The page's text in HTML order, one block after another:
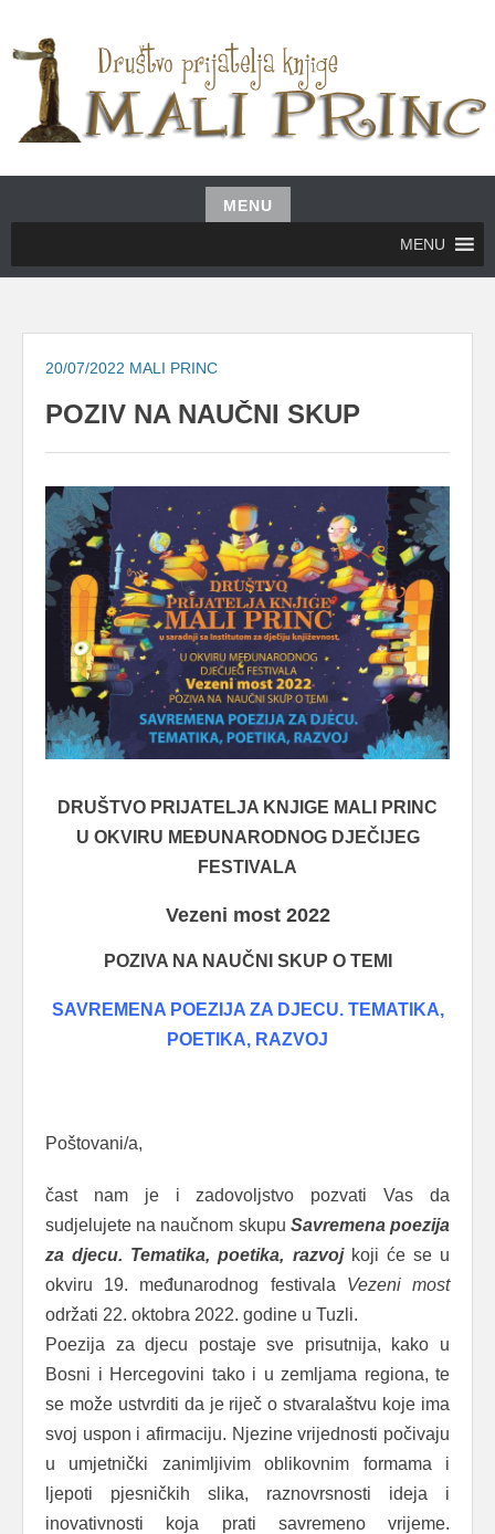
content
MALI PRINC
MENU
to
MENU
20/07/2022 MALI PRINC
POZIV NA NAUČNI SKUP
DRUŠTVO PRIJATELJA KNJIGE MALI PRINC
U OKVIRU MEĐUNARODNOG DJEČIJEG
FESTIVALA
Vezeni most 2022
POZIVA NA NAUČNI SKUP O TEMI
SAVREMENA POEZIJA ZA DJECU. TEMATIKA,
POETIKA, RAZVOJ
Poštovani/a,
čast nam je i zadovoljstvo pozvati Vas da
sudjelujete na naučnom skupu Savremena poezija
za djecu. Tematika, poetika, razvojkoji će se u
okviru 19. međunarodnog festivala Vezeni most
održati 22. oktobra 2022. godine u Tuzli.
Poezija za djecu postaje sve prisutnija, kako u
Bosni i Hercegovini tako i u zemljama regiona, te
se može ustvrditi da je riječ o stvaralaštvu koje ima
svoj uspon i afirmaciju. Njezine vrijednosti počivaju
u umjetnički zanimljivim oblikovnim formama i
ljepoti pjesničkih slika, raznovrsnosti ideja i
inovativnosti koja prati savremeno vrijeme.